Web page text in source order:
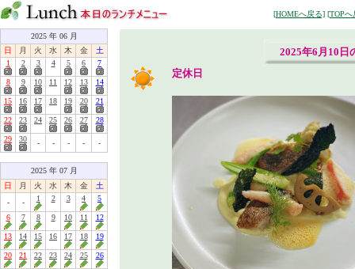
[HOMEへ戻る] [TOPへ
2025 年 06 月
日
月 火 水 木 金
土
1
2 3 4 5 6 7
8 9 10 11 12 13 14
15 16 17 18 19 20 21
22 23 24 25 26 27 28
29 30 - - - - -
2025 年 07 月
日
月 火 水 木 金
土
-
- 1 2 3 4 5
6 7 8 9 10 11 12
13 14 15 16 17 18 19
20 21 22 23 24 25 26
2025年6月10日
定休日